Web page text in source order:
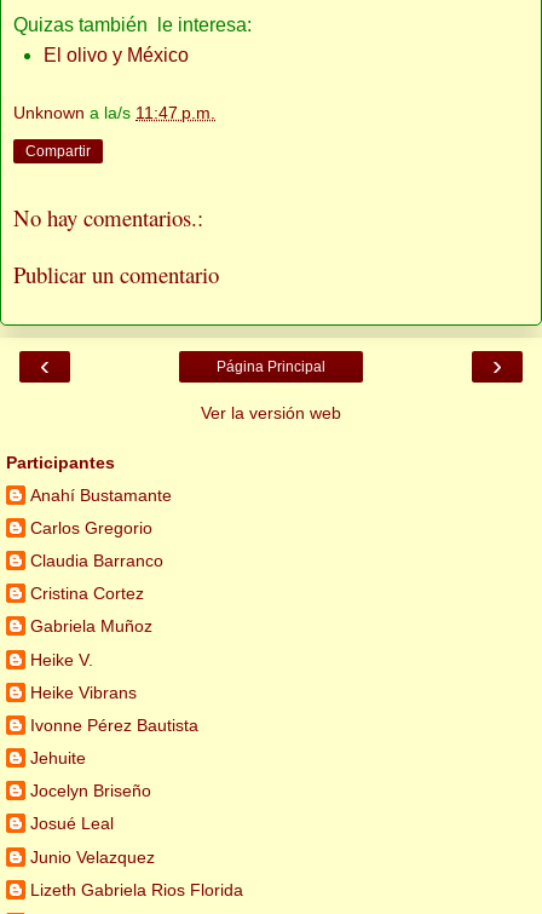
Quizas también le interesa:
El olivo y México
Unknown a la/s 11:47 p.m.
Compartir
No hay comentarios.:
Publicar un comentario
‹ ›
Página Principal
Ver la versión web
Participantes
Anahí Bustamante
Carlos Gregorio
Claudia Barranco
Cristina Cortez
Gabriela Muñoz
Heike V.
Heike Vibrans
Ivonne Pérez Bautista
Jehuite
Jocelyn Briseño
Josué Leal
Junio Velazquez
Lizeth Gabriela Rios Florida